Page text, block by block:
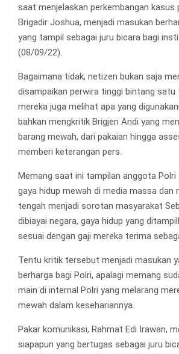
saat menjelaskan perkembangan kasus
Brigadir Joshua, menjadi masukan
yang tampil sebagai juru bicara bagi
(08/09/22).
Bagaimana tidak, netizen bukan saja
disampaikan perwira tinggi bintang
mereka juga melihat apa yang
bahkan mengkritik Brigjen Andi yang
barang mewah, dari pakaian hingga
memberi keterangan pers.
Memang saat ini tampilan anggota Polri
gaya hidup mewah di media massa dan
tengah menjadi sorotan masyarakat
dibiayai negara, gaya hidup yang
sesuai dengan gaji mereka terima
Tentu kritik tersebut menjadi masukan
berharga bagi Polri, apalagi memang
main di internal Polri yang melarang
mewah dalam kesehariannya.
Pakar komunikasi, Rahmat Edi Irawan,
siapapun yang bertugas sebagai juru